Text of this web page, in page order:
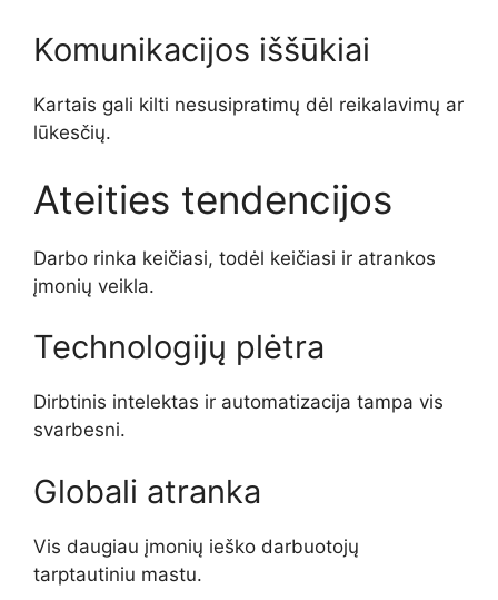
Komunikacijos iššūkiai
Kartais gali kilti nesusipratimų dėl reikalavimų ar
lūkesčių.
Ateities tendencijos
Darbo rinka keičiasi, todėl keičiasi ir atrankos
įmonių veikla.
Technologijų plėtra
Dirbtinis intelektas ir automatizacija tampa vis
svarbesni.
Globali atranka
Vis daugiau įmonių ieško darbuotojų
tarptautiniu mastu.